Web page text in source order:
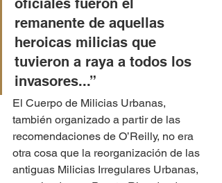
remanente de aquellas
heroicas milicias que
tuvieron a raya a todos los
invasores...”
El Cuerpo de Milicias Urbanas,
también organizado a partir de las
recomendaciones de O’Reilly, no era
otra cosa que la reorganización de las
antiguas Milicias Irregulares Urbanas,